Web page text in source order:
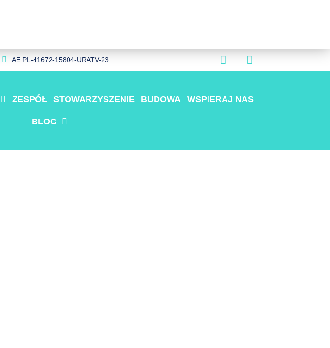
AE:PL-41672-15804-URATV-23
ZESPÓŁ STOWARZYSZENIE BUDOWA WSPIERAJ NAS
BLOG